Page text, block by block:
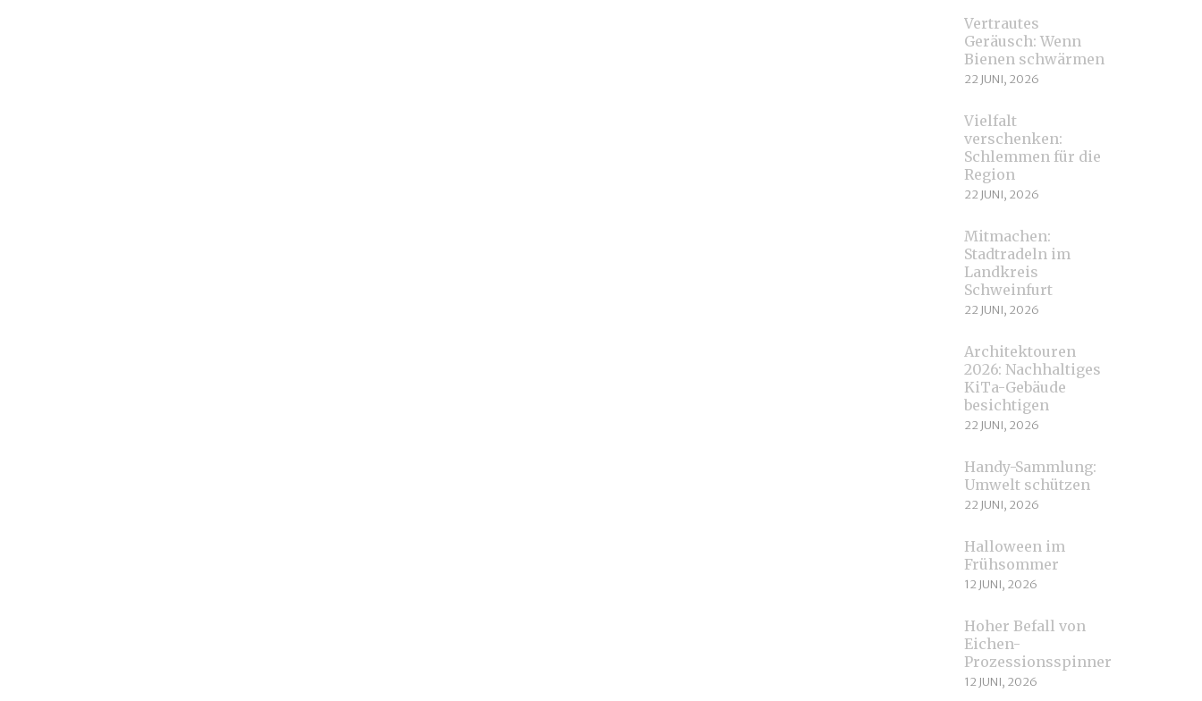
Vertrautes
Geräusch: Wenn
Bienen schwärmen
22 JUNI, 2026
Vielfalt
verschenken:
Schlemmen für die
Region
22 JUNI, 2026
Mitmachen:
Stadtradeln im
Landkreis
Schweinfurt
22 JUNI, 2026
Architektouren
2026: Nachhaltiges
KiTa-Gebäude
besichtigen
22 JUNI, 2026
Handy-Sammlung:
Umwelt schützen
22 JUNI, 2026
Halloween im
Frühsommer
12 JUNI, 2026
Hoher Befall von
Eichen-
Prozessionsspinnern
12 JUNI, 2026